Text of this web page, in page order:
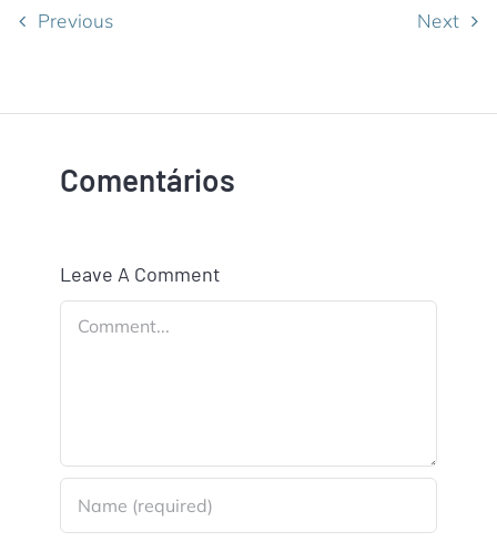
Previous Next
Comentários
Leave A Comment
Comment